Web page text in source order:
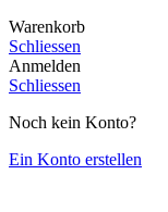
Warenkorb
Schliessen
Anmelden
Schliessen
Noch kein Konto?
Ein Konto erstellen